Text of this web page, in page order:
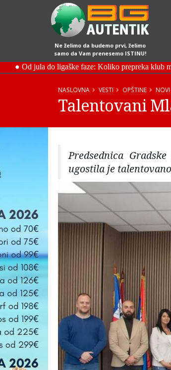
Ne želimo da budemo prvi, želimo
samo da Vam prenesemo ISTINU!
NASLOVNA VESTI OPŠTINE
Talentovani
Predsednica
ugostila je